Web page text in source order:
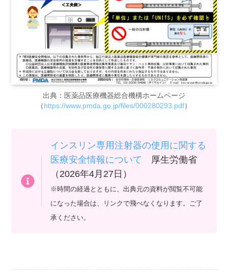
出典：医薬品医療機器総合機構ホームページ
（https://www.pmda.go.jp/files/000280293.pdf）
インスリン専用注射器の使用に関する
医療安全情報について 厚生労働省
（2026年4月27日）
※時間の経過とともに、出典元の資料が閲覧不可能
になった場合は、リンクで飛べなくなります。ご了
承ください。